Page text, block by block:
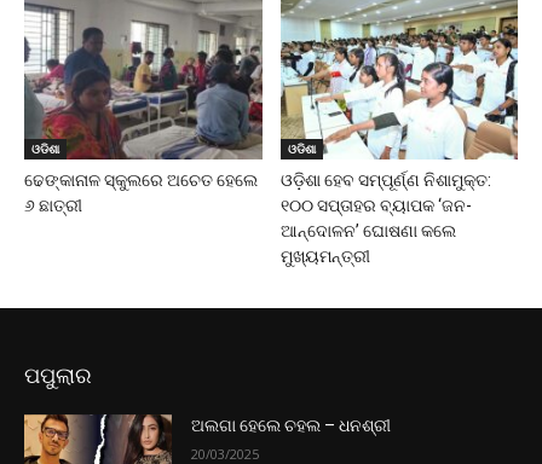
ଓଡିଶା
ଢେଙ୍କାନାଳ ସ୍କୁଲରେ ଅଚେତ ହେଲେ
୬ ଛାତ୍ରୀ
ଓଡିଶା
ଓଡ଼ିଶା ହେବ ସମ୍ପୂର୍ଣ୍ଣ ନିଶାମୁକ୍ତ:
୧୦୦ ସପ୍ତାହର ବ୍ୟାପକ ‘ଜନ-
ଆନ୍ଦୋଳନ’ ଘୋଷଣା କଲେ
ମୁଖ୍ୟମନ୍ତ୍ରୀ
ପପୁଲାର
ଅଲଗା ହେଲେ ଚହଲ – ଧନଶ୍ରୀ
20/03/2025